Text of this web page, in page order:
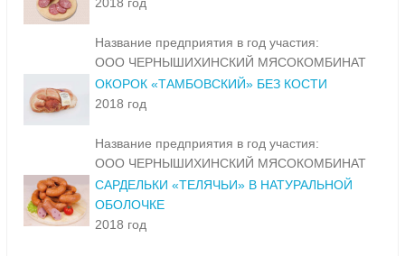
2018 год
Название предприятия в год участия:
ООО ЧЕРНЫШИХИНСКИЙ МЯСОКОМБИНАТ
ОКОРОК «ТАМБОВСКИЙ» БЕЗ КОСТИ
2018 год
Название предприятия в год участия:
ООО ЧЕРНЫШИХИНСКИЙ МЯСОКОМБИНАТ
САРДЕЛЬКИ «ТЕЛЯЧЬИ» В НАТУРАЛЬНОЙ
ОБОЛОЧКЕ
2018 год